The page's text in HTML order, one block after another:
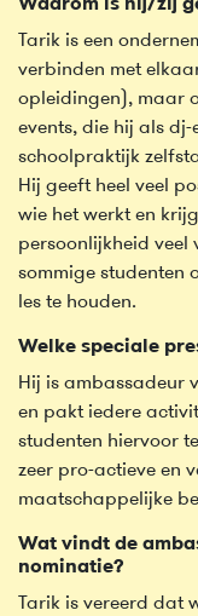
Waarom is hij/zij
Tarik is een
verbinden met
opleidingen), maar
events, die hij als
schoolpraktijk
Hij geeft heel veel
wie het werkt en
persoonlijkheid veel
sommige studenten
les te houden.
Welke speciale
Hij is ambassadeur
en pakt iedere
studenten hiervoor
zeer pro-actieve en
maatschappelijke
Wat vindt de
nominatie?
Tarik is vereerd dat